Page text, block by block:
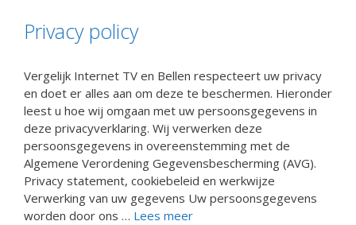
Privacy policy
Vergelijk Internet TV en Bellen respecteert uw privacy
en doet er alles aan om deze te beschermen. Hieronder
leest u hoe wij omgaan met uw persoonsgegevens in
deze privacyverklaring. Wij verwerken deze
persoonsgegevens in overeenstemming met de
Algemene Verordening Gegevensbescherming (AVG).
Privacy statement, cookiebeleid en werkwijze
Verwerking van uw gegevens Uw persoonsgegevens
worden door ons … Lees meer